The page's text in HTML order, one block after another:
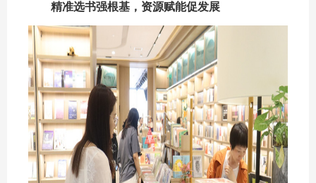
精准选书强根基，资源赋能促发展